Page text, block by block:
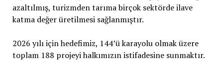
azaltılmış, turizmden tarıma birçok sektörde ilave
katma değer üretilmesi sağlanmıştır.
2026 yılı için hedefimiz, 144’ü karayolu olmak üzere
toplam 188 projeyi halkımızın istifadesine sunmaktır.